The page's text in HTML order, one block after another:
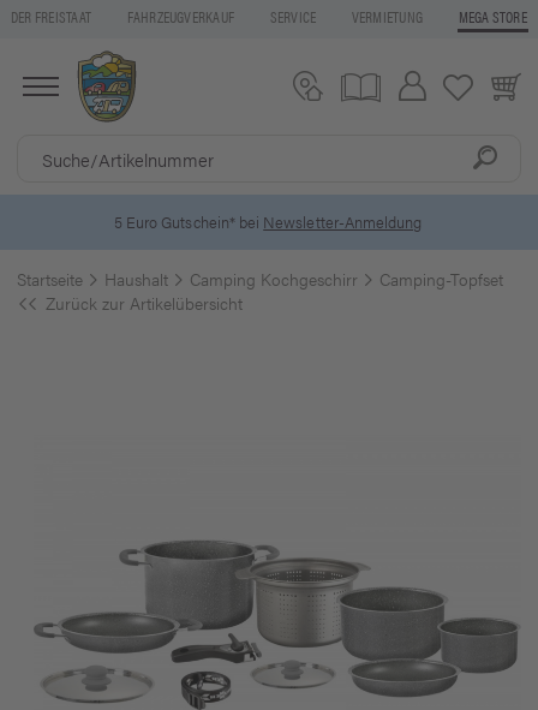
DER FREISTAAT FAHRZEUGVERKAUF SERVICE VERMIETUNG MEGA STORE
5 Euro Gutschein* bei Newsletter-Anmeldung
Startseite Haushalt Camping Kochgeschirr
Camping-Topfset
Zurück zur Artikelübersicht